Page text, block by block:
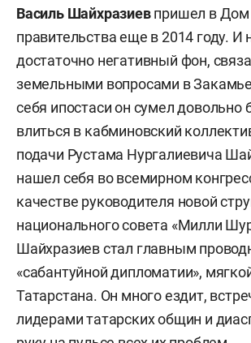
Василь Шайхразиевпришел в Дом
правительства еще в 2014 году. И
достаточно негативный фон,
земельными вопросами в
себя ипостаси он сумел довольно
влиться в кабминовский
подачи Рустама Нургалиевича
нашел себя во всемирном
качестве руководителя новой
национального совета «Милли
Шайхразиев стал главным
«сабантуйной дипломатии»,
Татарстана. Он много ездит,
лидерами татарских общин и